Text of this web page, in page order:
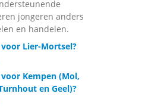
jongeren anders
en handelen.
Lier-Mortsel?
Kempen (Mol,
en Geel)?